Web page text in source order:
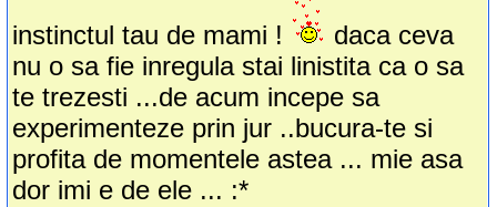
instinctul tau de mami !
daca ceva
nu o sa fie inregula stai linistita ca o sa
te trezesti ...de acum incepe sa
experimenteze prin jur ..bucura-te si
profita de momentele astea ... mie asa
dor imi e de ele ... :*